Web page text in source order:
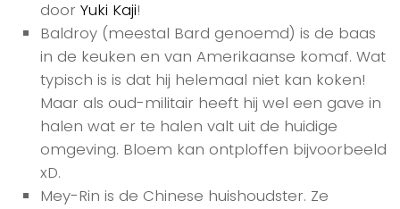
door Yuki Kaji!
Baldroy (meestal Bard genoemd) is de baas
in de keuken en van Amerikaanse komaf. Wat
typisch is is dat hij helemaal niet kan koken!
Maar als oud-militair heeft hij wel een gave in
halen wat er te halen valt uit de huidige
omgeving. Bloem kan ontploffen bijvoorbeeld
xD.
Mey-Rin is de Chinese huishoudster. Ze